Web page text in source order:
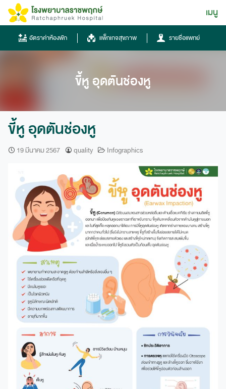
Skip
content
เมนู
0836667788
ฮอทไลน์
043-333555
ไทย
ไทย
English
อัตราค่าห้องพัก แพ็กเกจสุขภาพ รายชื่อแพทย์
ขี้หู อุดตันช่องหู
ขี้หู อุดตันช่องหู
19 มีนาคม 2567 quality Infographics